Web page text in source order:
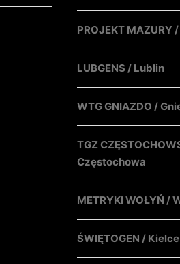
PROJEKT MAZURY
LUBGENS / Lublin
WTG GNIAZDO /
TGZ
Częstochowa
METRYKI WOŁYŃ /
ŚWIĘTOGEN / Kielce